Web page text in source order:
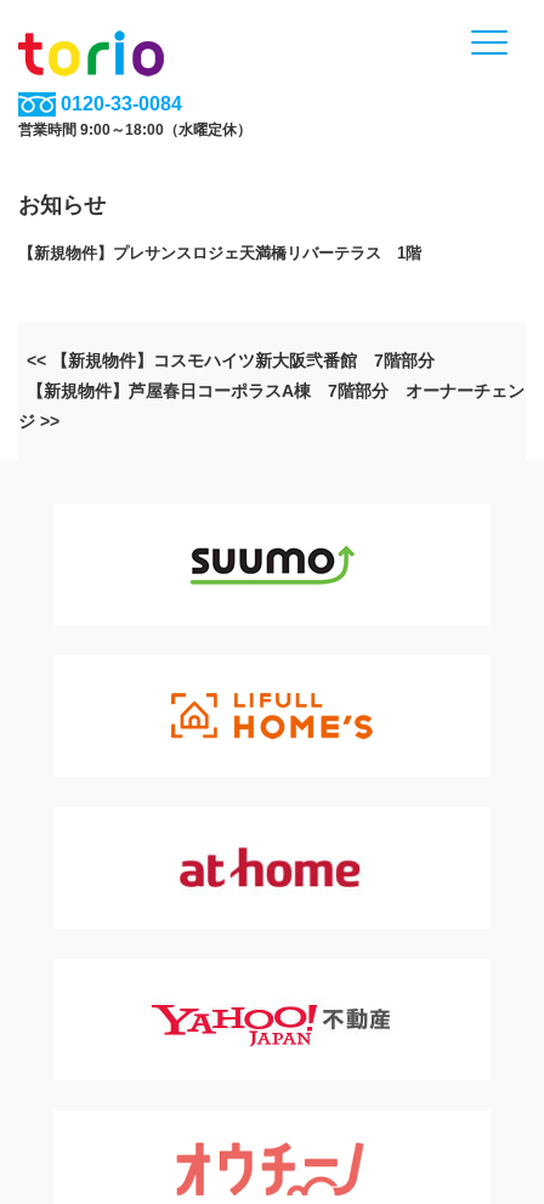
0120-33-0084
営業時間 9:00～18:00（水曜定休）
お知らせ
【新規物件】プレサンスロジェ天満橋リバーテラス 1階
<< 【新規物件】コスモハイツ新大阪弐番館 7階部分
【新規物件】芦屋春日コーポラスA棟 7階部分 オーナーチェン
ジ >>